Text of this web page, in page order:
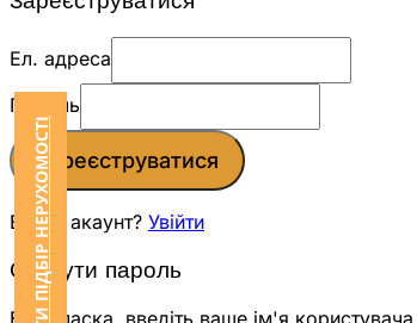
ЗАМОВИТИ ПІДБІР НЕРУХОМОСТІ
Ел. адреса
Пароль
Зареєструватися
Вже є акаунт? Увійти
Скинути пароль
Будь ласка, введіть ваше ім'я